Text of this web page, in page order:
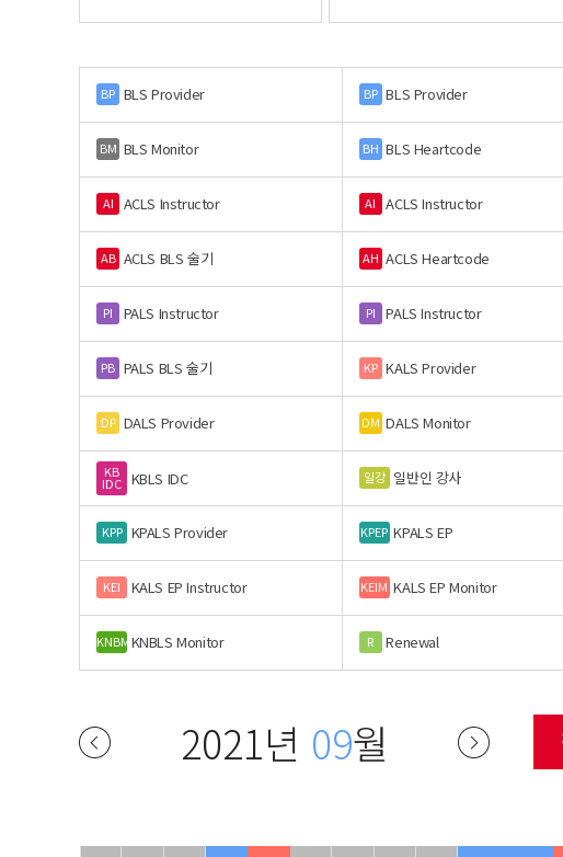
BP BLS Provider BP BLS Provider
BM BLS Monitor BH BLS Heartcode
AI ACLS Instructor AI ACLS Instructor
AB ACLS BLS 술기 AH ACLS Heartcode
PI PALS Instructor PI PALS Instructor
PB PALS BLS 술기 KP KALS Provider
DP DALS Provider DM DALS Monitor
KB
IDC KBLS IDC 일강 일반인 강사
KPP KPALS Provider KPEP KPALS EP
KEI KALS EP Instructor KEIM KALS EP Monitor
KNBM KNBLS Monitor R Renewal
2021년 09월